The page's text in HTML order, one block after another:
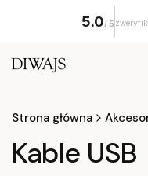
Strona główna
Kable USB
5.0/ 5